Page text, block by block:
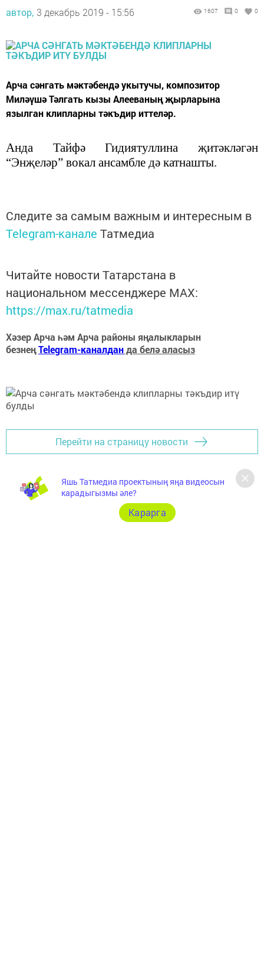
автор, 3 декабрь 2019 - 15:56 1607 0 0
Арча сәнгать мәктәбендә укытучы, композитор
Миләүшә Тәлгать кызы Алееваның җырларына
язылган клипларны тәкъдир иттеләр.
Анда Тайфә Гидиятуллина җитәкләгән
“Энҗеләр” вокал ансамбле дә катнашты.
Следите за самым важным и интересным в
Telegram-канале Татмедиа
Читайте новости Татарстана в
национальном мессенджере MАХ:
https://max.ru/tatmedia
Хәзер Арча һәм Арча районы яңалыкларын
безнеңTelegram-каналданда белә аласыз
Перейти на страницу новости
Яшь Татмедиа проектының яңа видеосын
карадыгызмы әле?
Карарга